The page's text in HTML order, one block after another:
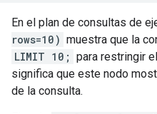
En el plan de consultas de
rows=10) muestra que la
LIMIT 10; para restringir
significa que este nodo
de la consulta.